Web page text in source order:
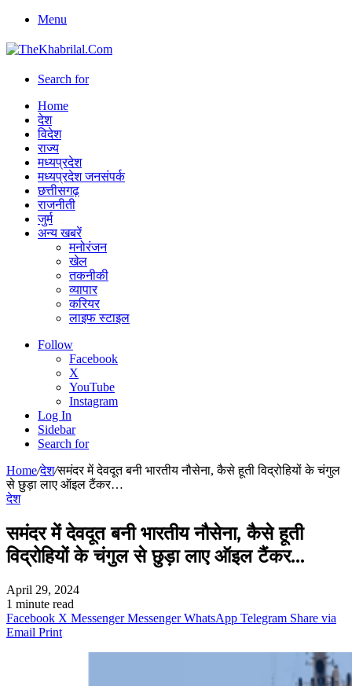
Menu
Search for
Home
देश
विदेश
राज्य
मध्यप्रदेश
मध्यप्रदेश जनसंपर्क
छत्तीसगढ़
राजनीती
जुर्म
अन्य खबरें
मनोरंजन
खेल
तकनीकी
व्यापार
करियर
लाइफ स्टाइल
Follow
Facebook
X
YouTube
Instagram
Log In
Sidebar
Search for
Home/देश/समंदर में देवदूत बनी भारतीय नौसेना, कैसे हूती विद्रोहियों के चंगुल
से छुड़ा लाए ऑइल टैंकर…
देश
समंदर में देवदूत बनी भारतीय नौसेना, कैसे हूती
विद्रोहियों के चंगुल से छुड़ा लाए ऑइल टैंकर…
April 29, 2024
1 minute read
Facebook X Messenger Messenger WhatsApp Telegram Share via
Email Print